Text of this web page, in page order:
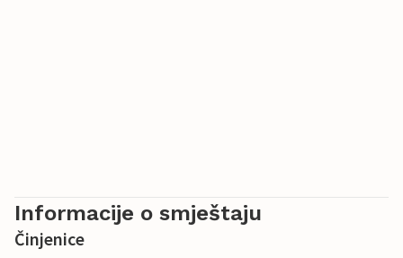
Informacije o smještaju
Činjenice